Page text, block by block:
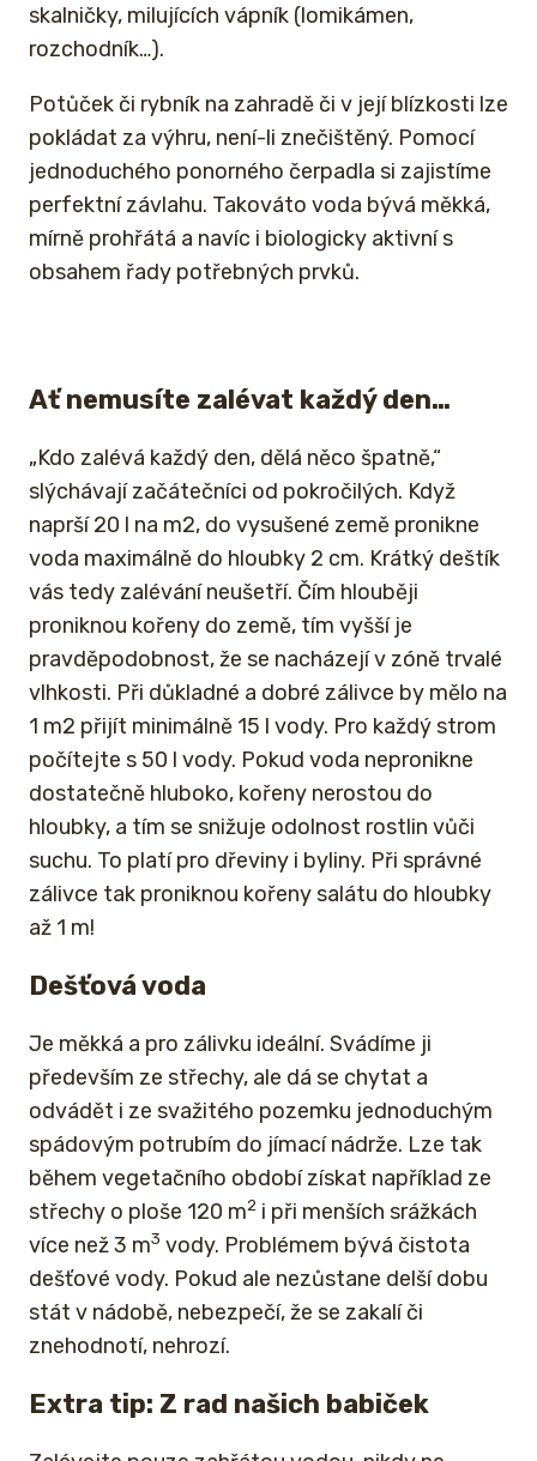
skalničky, milujících vápník (lomikámen,
rozchodník…).
Potůček či rybník na zahradě či v její blízkosti lze
pokládat za výhru, není-li znečištěný. Pomocí
jednoduchého ponorného čerpadla si zajistíme
perfektní závlahu. Takováto voda bývá měkká,
mírně prohřátá a navíc i biologicky aktivní s
obsahem řady potřebných prvků.
Ať nemusíte zalévat každý den…
„Kdo zalévá každý den, dělá něco špatně,“
slýchávají začátečníci od pokročilých. Když
naprší 20 l na m2, do vysušené země pronikne
voda maximálně do hloubky 2 cm. Krátký deštík
vás tedy zalévání neušetří. Čím hlouběji
proniknou kořeny do země, tím vyšší je
pravděpodobnost, že se nacházejí v zóně trvalé
vlhkosti. Při důkladné a dobré zálivce by mělo na
1 m2 přijít minimálně 15 l vody. Pro každý strom
počítejte s 50 l vody. Pokud voda nepronikne
dostatečně hluboko, kořeny nerostou do
hloubky, a tím se snižuje odolnost rostlin vůči
suchu. To platí pro dřeviny i byliny. Při správné
zálivce tak proniknou kořeny salátu do hloubky
až 1 m!
Dešťová voda
Je měkká a pro zálivku ideální. Svádíme ji
především ze střechy, ale dá se chytat a
odvádět i ze svažitého pozemku jednoduchým
spádovým potrubím do jímací nádrže. Lze tak
během vegetačního období získat například ze
střechy o ploše 120 m2 i při menších srážkách
více než 3 m3 vody. Problémem bývá čistota
dešťové vody. Pokud ale nezůstane delší dobu
stát v nádobě, nebezpečí, že se zakalí či
znehodnotí, nehrozí.
Extra tip: Z rad našich babiček